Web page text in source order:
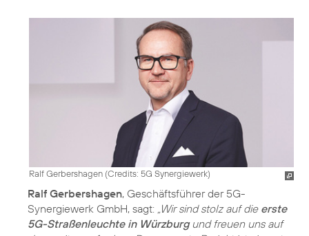
Ralf Gerbershagen (Credits: 5G Synergiewerk)
Ralf Gerbershagen, Geschäftsführer der 5G-
Synergiewerk GmbH, sagt: „Wir sind stolz auf die erste
5G-Straßenleuchte in Würzburgund freuen uns auf